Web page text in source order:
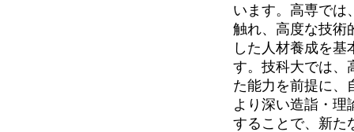
います。高専では
触れ、高度な技術
した人材養成を基
す。技科大では、
た能力を前提に、
より深い造詣・理
することで、新た